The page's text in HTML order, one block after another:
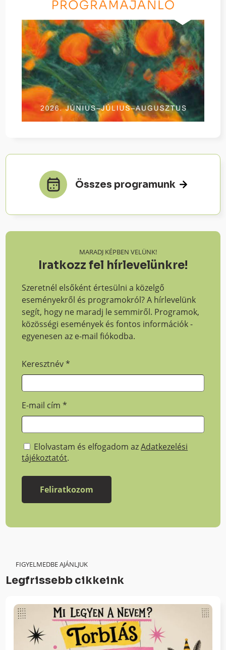
Összes programunk
MARADJ KÉPBEN VELÜNK!
Iratkozz fel hírlevelünkre!
Szeretnél elsőként értesülni a közelgő
eseményekről és programokról? A hírlevelünk
segít, hogy ne maradj le semmiről. Programok,
közösségi események és fontos információk -
egyenesen az e-mail fiókodba.
Keresztnév*
E-mail cím*
Elolvastam és elfogadom azAdatkezelési
tájékoztatót.
FIGYELMEDBE AJÁNLJUK
Legfrissebb cikkeink